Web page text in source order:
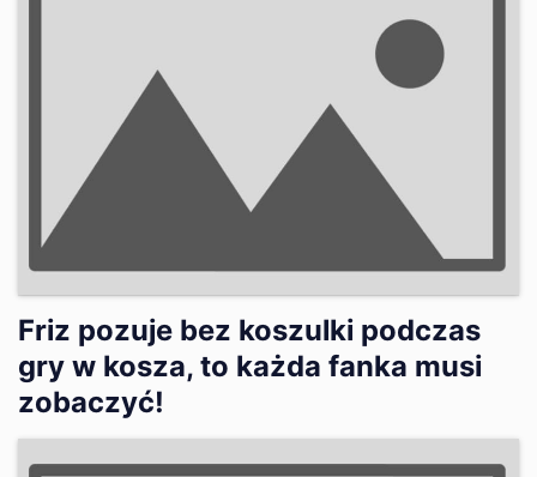
Friz pozuje bez koszulki podczas
gry w kosza, to każda fanka musi
zobaczyć!